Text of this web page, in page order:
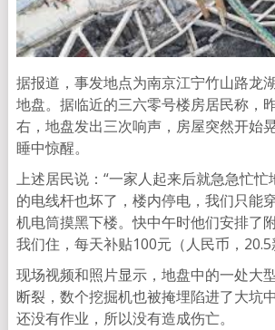
据报道，事发地点为南京江宁竹山路龙
地盘。据临近的三六零号楼房居民称，
右，地盘发出三次响声，房屋突然开始
睡中惊醒。
上述居民说：“一家人起来后就急急忙
的电线杆也坏了，楼内停电，我们只能
机电筒摸黑下楼。快中午时他们安排了
我们住，每天补贴100元（人民币，20.5
现场视频和照片显示，地盘中的一处大
断裂，数个挖掘机也被掩埋陷进了大坑
还没有作业，所以没有造成伤亡。